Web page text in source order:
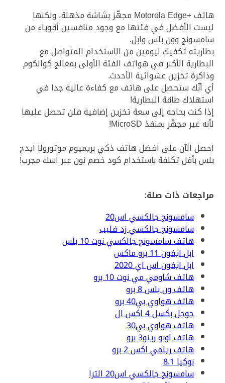
هاتف +Motorola Edge مجهّز بشاشة مذهلة، ولكنها
ليست الأفضل في فئتها مع وجود منافسين أقوياء من
سامسونج وون بلس وابل.
بطاريته تكفيك ليومين من الاستخدام المتواصل مع
البطارية الأكبر في هواتف الفئة الأولى بمعالج كوالكوم
وذاكرة تخزين عشوائية الأحدث.
أي أنّك ستحصل على هاتف مع كفاءة عالية جدا في
استهلاك طاقة البطارية!
إذا كنت بحاجة إلى سعة تخزين إضافية فلن تحصل عليها
لأنه غير مجهّز بمنفذ MicroSD!
احصل الآن على افضل هاتف ذكي بريميوم موتورولا ايدج
بلس بأقل تكلفة باستخدام كود خصم نون عبر اسك مجرب!
مراجعات ذات صلة:
سامسونج جالكسي اس20
سامسونج جالكسي زد فليب
هاتف سامسونج جالكسي نوت 10 بلس
ابل ايفون 11 برو ماكس
ابل ايفون اس اي 2020
هاتف شاومي مي نوت 10 برو
هاتف ون بلس 8 برو
هاتف هواوي بي40 برو
جوجل بكسل 4 اكس ال
هاتف هواوي بي30
هاتف اوبو رينو3 برو
هاتف ريلمي اكس 2 برو
نوكيا 8.1
سامسونج جالكسي اس20 الترا